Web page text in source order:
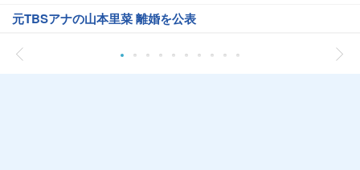
元TBSアナの山本里菜 離婚を公表